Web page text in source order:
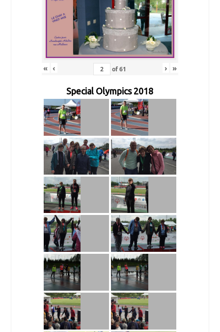
« ‹ of61 › »
Special Olympics 2018